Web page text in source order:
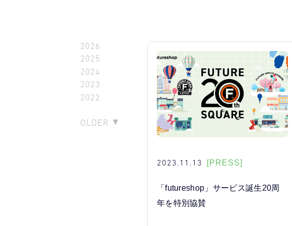
2026
2025
2024
2023
2022
OLDER
2023.11.13 [PRESS]
「futureshop」サービス誕生20周
年を特別協賛